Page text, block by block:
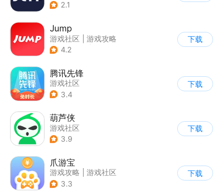
2.1
Jump
游戏社区
游戏攻略
| 游戏交易
4.2
下载
腾讯先锋
游戏社区
3.4
下载
葫芦侠
游戏社区
3.9
下载
爪游宝
游戏攻略
游戏社区
3.3
下载